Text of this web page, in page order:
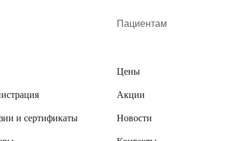
и сертификаты
Пациентам
Цены
Акции
Новости